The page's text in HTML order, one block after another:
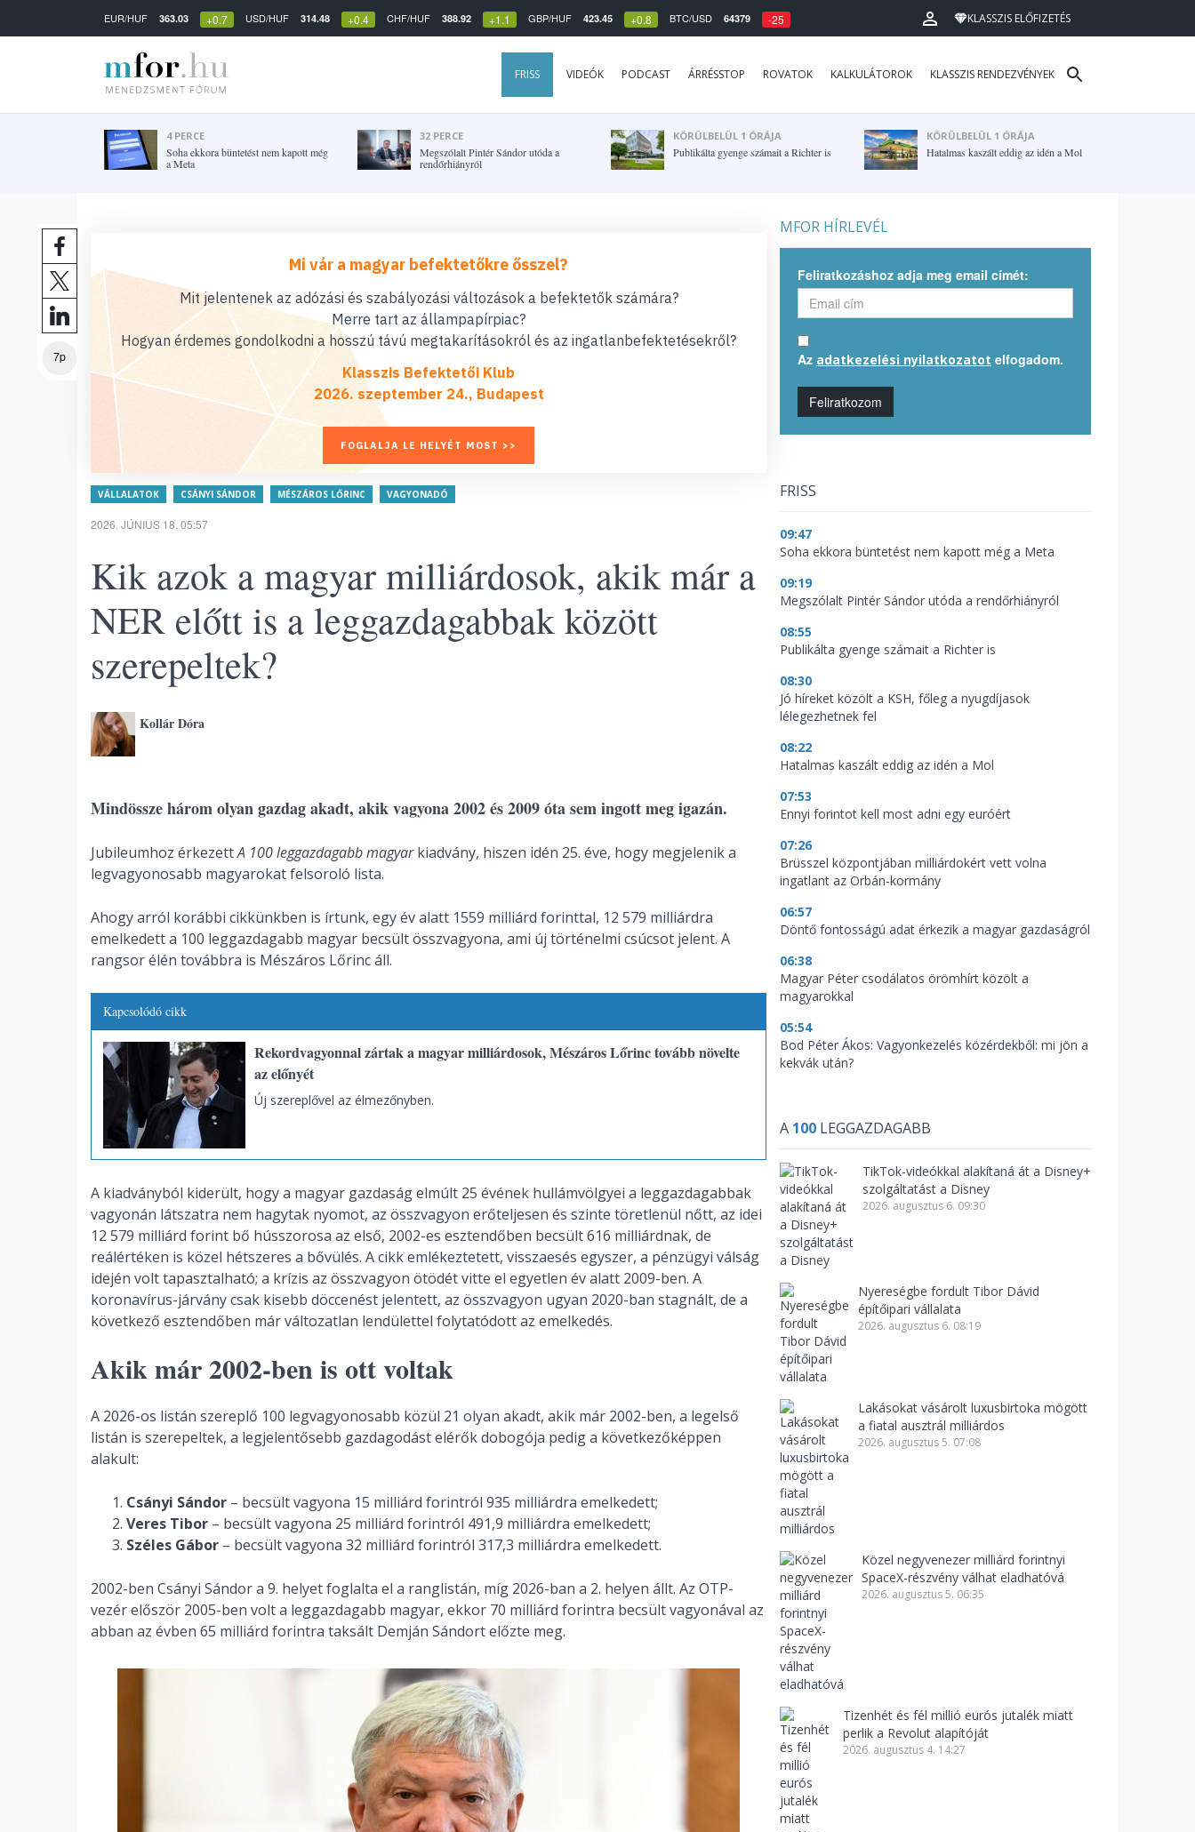
EUR/HUF 363.03 +0.7 USD/HUF 314.48 +0.4 CHF/HUF 388.92 +1.1 GBP/HUF 423.45 +0.8 BTC/USD 64379 -25 KLASSZIS ELŐFIZETÉS
FRISS VIDEÓK PODCAST ÁRRÉSSTOP ROVATOK KALKULÁTOROK KLASSZIS RENDEZVÉNYEK
4 PERCE
Soha ekkora büntetést nem kapott még
a Meta
32 PERCE
Megszólalt Pintér Sándor utóda a
rendőrhiányról
KÖRÜLBELÜL 1 ÓRÁJA
Publikálta gyenge számait a Richter is
KÖRÜLBELÜL 1 ÓRÁJA
Hatalmas kaszált eddig az idén a Mol
7p
Mi vár a magyar befektetőkre ősszel?
Mit jelentenek az adózási és szabályozási változások a befektetők számára?
Merre tart az állampapírpiac?
Hogyan érdemes gondolkodni a hosszú távú megtakarításokról és az ingatlanbefektetésekről?
Klasszis Befektetői Klub
2026. szeptember 24., Budapest
FOGLALJA LE HELYÉT MOST >>
VÁLLALATOK CSÁNYI SÁNDOR MÉSZÁROS LŐRINC VAGYONADÓ
2026. JÚNIUS 18. 05:57
Kik azok a magyar milliárdosok, akik már a
NER előtt is a leggazdagabbak között
szerepeltek?
Kollár Dóra
Mindössze három olyan gazdag akadt, akik vagyona 2002 és 2009 óta sem ingott meg igazán.
Jubileumhoz érkezettA 100 leggazdagabb magyarkiadvány, hiszen idén 25. éve, hogy megjelenik a
legvagyonosabb magyarokat felsoroló lista.
Ahogy arról korábbi cikkünkben is írtunk, egy év alatt 1559 milliárd forinttal, 12 579 milliárdra
emelkedett a 100 leggazdagabb magyar becsült összvagyona, ami új történelmi csúcsot jelent. A
rangsor élén továbbra is Mészáros Lőrinc áll.
Kapcsolódó cikk
Rekordvagyonnal zártak a magyar milliárdosok, Mészáros Lőrinc tovább növelte
az előnyét
Új szereplővel az élmezőnyben.
A kiadványból kiderült, hogy a magyar gazdaság elmúlt 25 évének hullámvölgyei a leggazdagabbak
vagyonán látszatra nem hagytak nyomot, az összvagyon erőteljesen és szinte töretlenül nőtt, az idei
12 579 milliárd forint bő hússzorosa az első, 2002-es esztendőben becsült 616 milliárdnak, de
reálértéken is közel hétszeres a bővülés. A cikk emlékeztetett, visszaesés egyszer, a pénzügyi válság
idején volt tapasztalható; a krízis az összvagyon ötödét vitte el egyetlen év alatt 2009-ben. A
koronavírus-járvány csak kisebb döccenést jelentett, az összvagyon ugyan 2020-ban stagnált, de a
következő esztendőben már változatlan lendülettel folytatódott az emelkedés.
Akik már 2002-ben is ott voltak
A 2026-os listán szereplő 100 legvagyonosabb közül 21 olyan akadt, akik már 2002-ben, a legelső
listán is szerepeltek, a legjelentősebb gazdagodást elérők dobogója pedig a következőképpen
alakult:
Csányi Sándor – becsült vagyona 15 milliárd forintról 935 milliárdra emelkedett;
Veres Tibor – becsült vagyona 25 milliárd forintról 491,9 milliárdra emelkedett;
Széles Gábor – becsült vagyona 32 milliárd forintról 317,3 milliárdra emelkedett.
2002-ben Csányi Sándor a 9. helyet foglalta el a ranglistán, míg 2026-ban a 2. helyen állt. Az OTP-
vezér először 2005-ben volt a leggazdagabb magyar, ekkor 70 milliárd forintra becsült vagyonával az
abban az évben 65 milliárd forintra taksált Demján Sándort előzte meg.
MFOR HÍRLEVÉL
Feliratkozáshoz adja meg email címét:
Az adatkezelési nyilatkozatot elfogadom.
Feliratkozom
FRISS
09:47
Soha ekkora büntetést nem kapott még a Meta
09:19
Megszólalt Pintér Sándor utóda a rendőrhiányról
08:55
Publikálta gyenge számait a Richter is
08:30
Jó híreket közölt a KSH, főleg a nyugdíjasok
lélegezhetnek fel
08:22
Hatalmas kaszált eddig az idén a Mol
07:53
Ennyi forintot kell most adni egy euróért
07:26
Brüsszel központjában milliárdokért vett volna
ingatlant az Orbán-kormány
06:57
Döntő fontosságú adat érkezik a magyar gazdaságról
06:38
Magyar Péter csodálatos örömhírt közölt a
magyarokkal
05:54
Bod Péter Ákos: Vagyonkezelés közérdekből: mi jön a
kekvák után?
A 100 LEGGAZDAGABB
TikTok-videókkal alakítaná át a Disney+
szolgáltatást a Disney
2026. augusztus 6. 09:30
Nyereségbe fordult Tibor Dávid
építőipari vállalata
2026. augusztus 6. 08:19
Lakásokat vásárolt luxusbirtoka mögött
a fiatal ausztrál milliárdos
2026. augusztus 5. 07:08
Közel negyvenezer milliárd forintnyi
SpaceX-részvény válhat eladhatóvá
2026. augusztus 5. 06:35
Tizenhét és fél millió eurós jutalék miatt
perlik a Revolut alapítóját
2026. augusztus 4. 14:27